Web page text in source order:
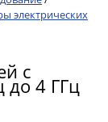
электрических
с
до 4 ГГц